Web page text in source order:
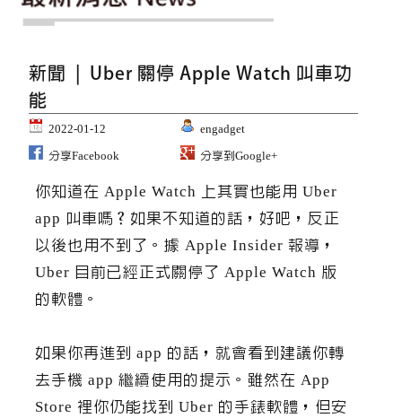
新聞 | Uber 關停 Apple Watch 叫車功
能
2022-01-12 engadget
分享Facebook 分享到Google+
你知道在 Apple Watch 上其實也能用 Uber
app 叫車嗎？如果不知道的話，好吧，反正
以後也用不到了。據 Apple Insider 報導，
Uber 目前已經正式關停了 Apple Watch 版
的軟體。
如果你再進到 app 的話，就會看到建議你轉
去手機 app 繼續使用的提示。雖然在 App
Store 裡你仍能找到 Uber 的手錶軟體，但安